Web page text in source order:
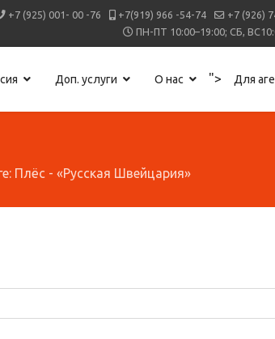
+7 (925) 001- 00 -76 +7(919) 966 -54-74
+7 (926)
ПН-ПТ 10:00–19:00; СБ,
Доп. услуги О нас "> Для
Плёс - «Русская Швейцария»